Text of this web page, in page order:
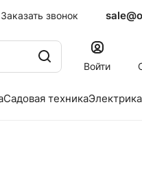
Заказать звонок
Войти
Садовая техникаЭлектрика